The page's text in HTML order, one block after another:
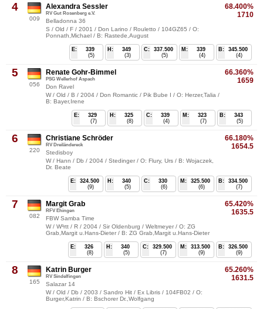
4
009
68.400%
1710
Alexandra Sessler
RV Gut Rosenberg e.V.
Belladonna 36
S / Old / F / 2001 / Don Larino / Rouletto / 104GZ65 / O:
Ponnath,Michael / B: Rastede,August
B:
345.500
(4)
M:
339
(4)
C:
337.500
(5)
H:
349
(3)
E:
339
(5)
5
056
66.360%
1659
Renate Gohr-Bimmel
PSG Wellerhof Aspach
Don Ravel
W / Old / B / 2004 / Don Romantic / Pik Bube I / O: Herzer,Talia /
B: Bayer,Irene
B:
343
(5)
M:
323
(7)
C:
339
(4)
H:
325
(8)
E:
329
(7)
6
220
66.180%
1654.5
Christiane Schröder
RV Dreiländereck
Stedisboy
W / Hann / Db / 2004 / Stedinger / O: Flury, Urs / B: Wojaczek,
Dr. Beate
B:
334.500
(7)
M:
325.500
(6)
C:
330
(6)
H:
340
(5)
E:
324.500
(9)
7
082
65.420%
1635.5
Margit Grab
RFV Ehingen
FBW Samba Time
W / W³rtt / R / 2004 / Sir Oldenburg / Weltmeyer / O: ZG
Grab,Margit u.Hans-Dieter / B: ZG Grab,Margit u.Hans-Dieter
B:
326.500
(9)
M:
313.500
(9)
C:
329.500
(7)
H:
340
(5)
E:
326
(8)
8
165
65.260%
1631.5
Katrin Burger
RV Sindelfingen
Salazar 14
W / Old / Db / 2003 / Sandro Hit / Ex Libris / 104FB02 / O:
Burger,Katrin / B: Bschorer Dr.,Wolfgang